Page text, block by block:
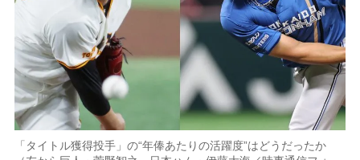
「タイトル獲得投手」の“年俸あたりの活躍度”はどうだったか